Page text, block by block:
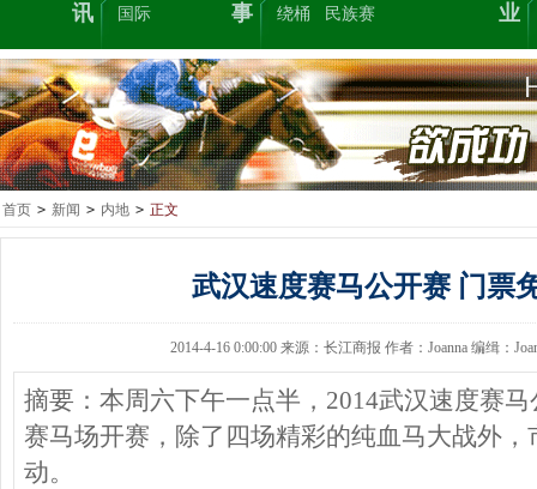
讯
国际
事
绕桶
民族赛
业
首页 > 新闻 > 内地 > 正文
武汉速度赛马公开赛 门票
2014-4-16 0:00:00 来源：长江商报 作者：Joanna 编缉：
摘要：本周六下午一点半，2014武汉速度赛
赛马场开赛，除了四场精彩的纯血马大战外
动。